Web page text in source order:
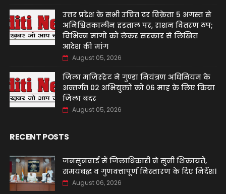
उत्तर प्रदेश के सभी उचित दर विक्रेता 5 अगस्त से
अनिश्चितकालीन हड़ताल पर, राशन वितरण ठप;
विभिन्न मांगों को लेकर सरकार से लिखित
आदेश की मांग
August 05, 2026
जिला मजिस्ट्रेट ने गुण्डा नियंत्रण अधिनियम के
अन्तर्गत 02 अभियुक्तों को 06 माह के लिए किया
जिला बदर
August 05, 2026
RECENT POSTS
जनसुनवाई में जिलाधिकारी ने सुनीं शिकायतें,
समयबद्ध व गुणवत्तापूर्ण निस्तारण के दिए निर्देश।
August 06, 2026